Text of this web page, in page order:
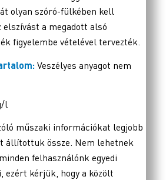
olyan szóró-fülkében kell
elszívást a megadott alsó
figyelembe vételével tervezték.
Veszélyes anyagot nem
l
műszaki információkat legjobb
állítottuk össze. Nem lehetnek
felhasználónk egyedi
ezért kérjük, hogy a közölt